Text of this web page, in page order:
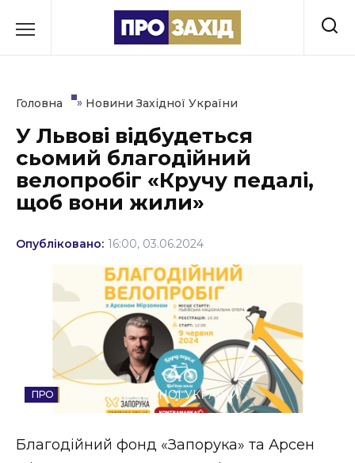
до
Культура
Освіта
Соціум
Спорт
Стиль життя
Втрачений Ужгород
Втрачений Ужгород (відеоверсія)
Головна » Новини Західної України
У Львові відбудеться
сьомий благодійний
велопробіг «Кручу педалі,
щоб вони жили»
Опубліковано: 16:00, 03.06.2024
НОВИНИ ЗАХІДНОЇ УКРАЇНИ
Благодійний фонд «Запорука» та Арсен